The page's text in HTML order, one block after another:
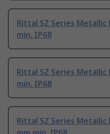
Rittal SZ Series Metallic
min. IP68
Rittal SZ Series Metallic
min. IP68
Rittal SZ Series Metallic